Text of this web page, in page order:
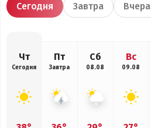
Сегодня Завтра Вчера
Чт
Сегодня
Пт
Завтра
Сб
08.08
Вс
09.08